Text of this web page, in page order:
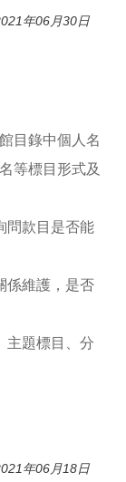
年06月30日
目錄中個人名
等標目形式及
問款目是否能
係維護，是否
主題標目、分
年06月18日